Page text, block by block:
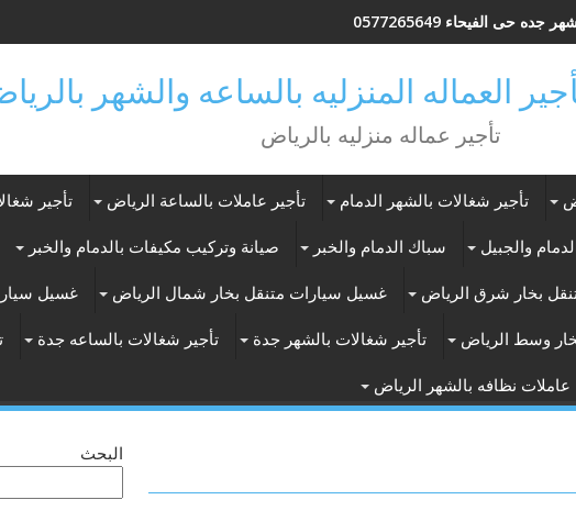
حى الفيحاء 0577265649
تأجير عماله منزليه بالرياض
تأجير شغالات بالشهر الدمام تأجير عاملات بالساعة الرياض تأجير
والجبيل سباك الدمام والخبر صيانة وتركيب مكيفات بالدمام والخبر
بخار شرق الرياض غسيل سيارات متنقل بخار شمال الرياض غسيل
وسط الرياض تأجير شغالات بالشهر جدة تأجير شغالات بالساعه جدة
عاملات نظافه بالشهر الرياض
البحث